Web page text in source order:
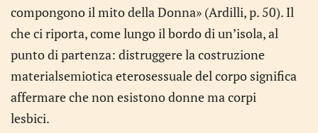
compongono il mito della Donna» (Ardilli, p. 50). Il
che ci riporta, come lungo il bordo di un’isola, al
punto di partenza: distruggere la costruzione
materialsemiotica eterosessuale del corpo significa
affermare che non esistono donne ma corpi
lesbici.